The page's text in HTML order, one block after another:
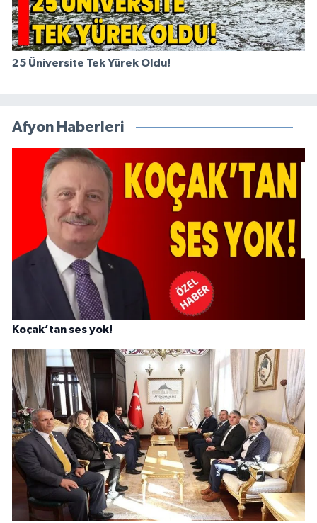
25 Üniversite Tek Yürek Oldu!
Afyon Haberleri
Koçak’tan ses yok!